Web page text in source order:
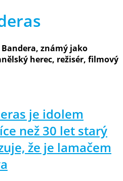
známý jako
herec, režisér, filmový
je idolem
než 30 let starý
že je lamačem